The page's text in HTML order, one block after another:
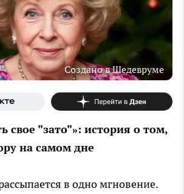
Создано в Шедевруме
свое "зато"»: история о том,
на самом дне
в одно мгновение.